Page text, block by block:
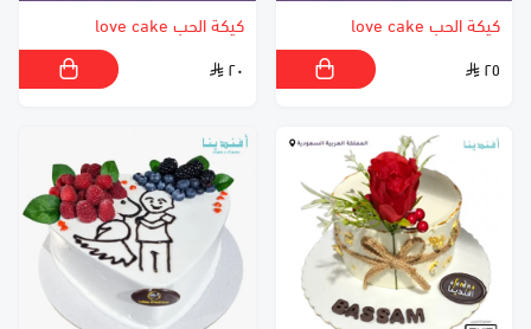
كيكة الحب love cake
٢٥
كيكة الحب love cake
٢٠